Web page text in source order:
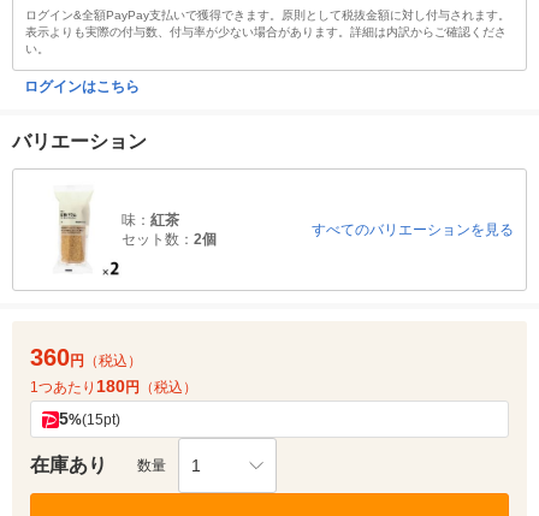
ログイン&全額PayPay支払いで獲得できます。原則として税抜金額に対し付与されます。
表示よりも実際の付与数、付与率が少ない場合があります。詳細は内訳からご確認くださ
い。
ログインはこちら
バリエーション
味： 紅茶
セット数： 2個
すべてのバリエーションを見る
360円
（税込）
1つあたり 180円 （税込）
5%(15pt)
在庫あり 数量 1